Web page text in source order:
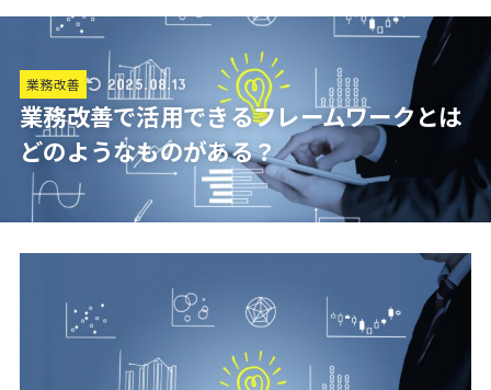
業務改善 2025.08.13
業務改善で活用できるフレームワークとは
どのようなものがある？